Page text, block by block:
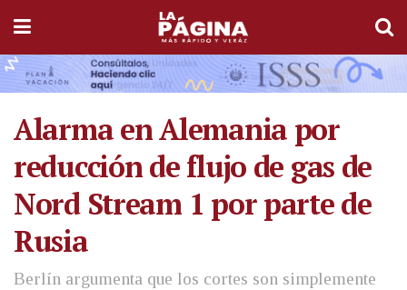
Alarma en Alemania por
reducción de flujo de gas de
Nord Stream 1 por parte de
Rusia
Berlín argumenta que los cortes son simplemente